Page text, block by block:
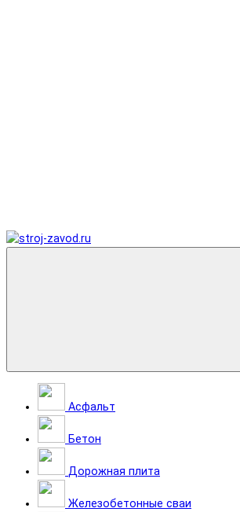
Асфальт
Бетон
Дорожная плита
Железобетонные сваи